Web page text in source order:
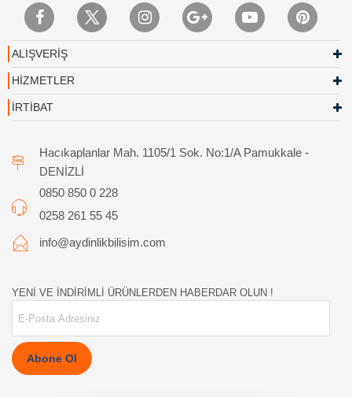
ALIŞVERİŞ
HİZMETLER
İRTİBAT
Hacıkaplanlar Mah. 1105/1 Sok. No:1/A Pamukkale -
DENİZLİ
0850 850 0 228
0258 261 55 45
info@aydinlikbilisim.com
YENİ VE İNDİRİMLİ ÜRÜNLERDEN HABERDAR OLUN !
Abone Ol